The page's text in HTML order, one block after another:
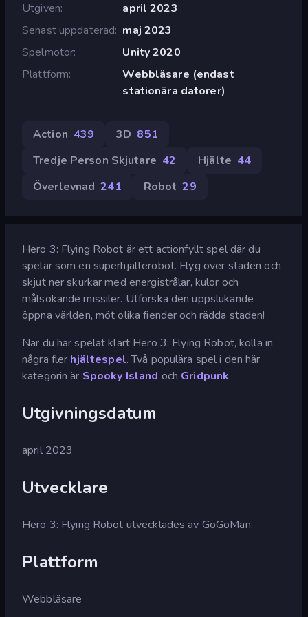
Utgiven
april 2023
Senast uppdaterad maj 2023
Spelmotor
Unity 2020
Plattform
Webbläsare (endast
stationära datorer)
Action 439 3D 851
Tredje Person Skjutare 42 Hjälte 44
Överlevnad 241 Robot 29
Hero 3: Flying Robot är ett actionfyllt spel där du
spelar som en superhjälterobot. Flyg över staden och
skjut ner skurkar med energistrålar, kulor och
målsökande missiler. Utforska den uppslukande
öppna världen, möt olika fiender och rädda staden!
När du har spelat klart Hero 3: Flying Robot, kolla in
några fler hjältespel. Två populära spel i den här
kategorin är Spooky Island och Gridpunk.
Utgivningsdatum
april 2023
Utvecklare
Hero 3: Flying Robot utvecklades av GoGoMan.
Plattform
Webbläsare